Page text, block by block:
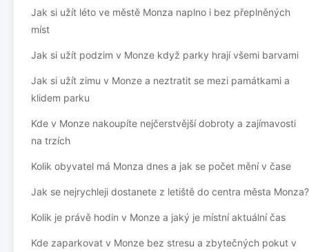
Jak si užít léto ve městě Monza naplno i bez přeplněných
míst
Jak si užít podzim v Monze když parky hrají všemi barvami
Jak si užít zimu v Monze a neztratit se mezi památkami a
klidem parku
Kde v Monze nakoupíte nejčerstvější dobroty a zajímavosti
na trzích
Kolik obyvatel má Monza dnes a jak se počet mění v čase
Jak se nejrychleji dostanete z letiště do centra města Monza?
Kolik je právě hodin v Monze a jaký je místní aktuální čas
Kde zaparkovat v Monze bez stresu a zbytečných pokut v